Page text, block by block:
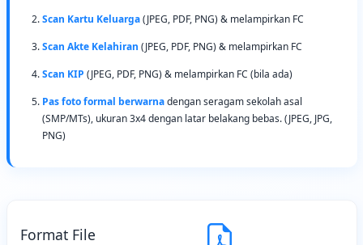
Scan Kartu Keluarga(JPEG, PDF, PNG) & melampirkan FC
Scan Akte Kelahiran (JPEG, PDF, PNG) & melampirkan FC
Scan KIP (JPEG, PDF, PNG) & melampirkan FC (bila ada)
Pas foto formal berwarnadengan seragam sekolah asal
(SMP/MTs), ukuran 3x4 dengan latar belakang bebas. (JPEG, JPG,
PNG)
Format File